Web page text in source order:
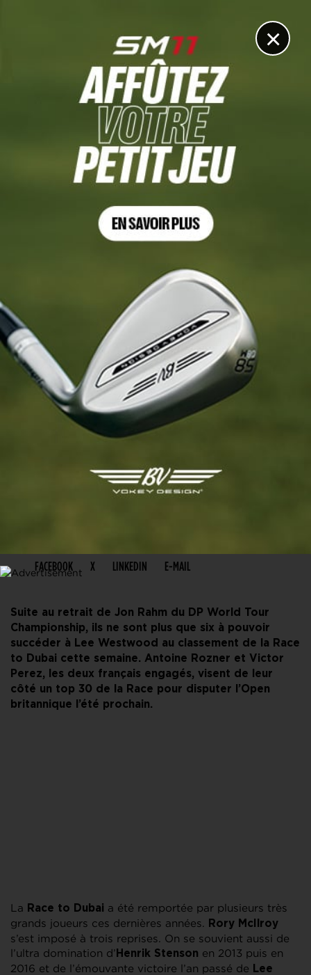
×
FACEBOOK X LINKEDIN E-MAIL
Suite au retrait de Jon Rahm du DP World Tour
Championship, ils ne sont plus que six à pouvoir
succéder à Lee Westwood au classement de la Race
to Dubai cette semaine. Antoine Rozner et Victor
Perez, les deux français engagés, visent de leur
côté un top 30 de la Race pour disputer l’Open
britannique l’été prochain.
La Race to Dubai a été remportée par plusieurs très
grands joueurs ces dernières années.
Rory McIlroy
s’est imposé à trois reprises. On se souvient aussi de
l’ultra domination d’ Henrik Stenson en 2013 puis en
2016 et de l’émouvante victoire l’an passé de Lee